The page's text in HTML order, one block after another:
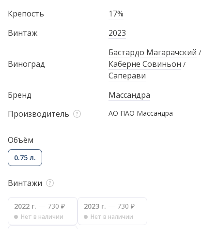
Крепость
17%
Винтаж
2023
Виноград
Бастардо Магарачский /
Каберне Совиньон /
Саперави
Бренд
Массандра
Производитель
АО ПАО Массандра
Объём
0.75 л.
Винтажи
2022 г. — 730 ₽
Нет в наличии
2023 г. — 730 ₽
Нет в наличии